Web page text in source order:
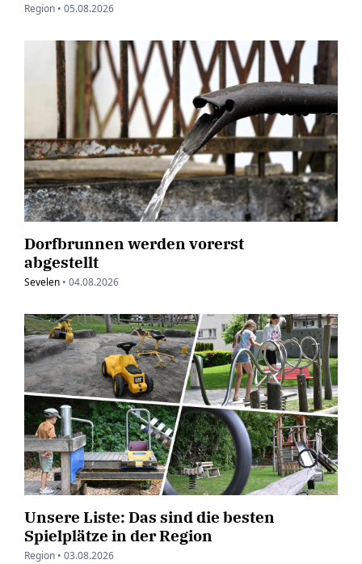
Region • 05.08.2026
Dorfbrunnen werden vorerst
abgestellt
Sevelen • 04.08.2026
Unsere Liste: Das sind die besten
Spielplätze in der Region
Region • 03.08.2026